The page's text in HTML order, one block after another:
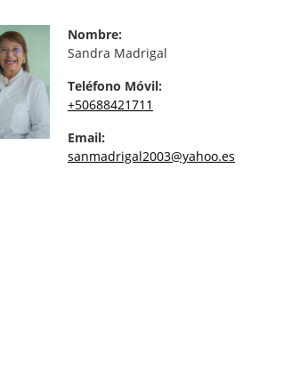
Nombre:
Sandra Madrigal
Teléfono Móvil:
+50688421711
Email:
sanmadrigal2003@yahoo.es